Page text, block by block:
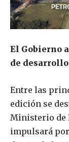
El Gobierno
de desarrollo
Entre las
edición se
Ministerio de
impulsará